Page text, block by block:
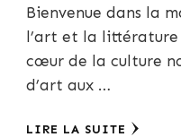
Bienvenue dans la
l’art et la
cœur de la culture
d’art aux …
LIRE LA SUITE